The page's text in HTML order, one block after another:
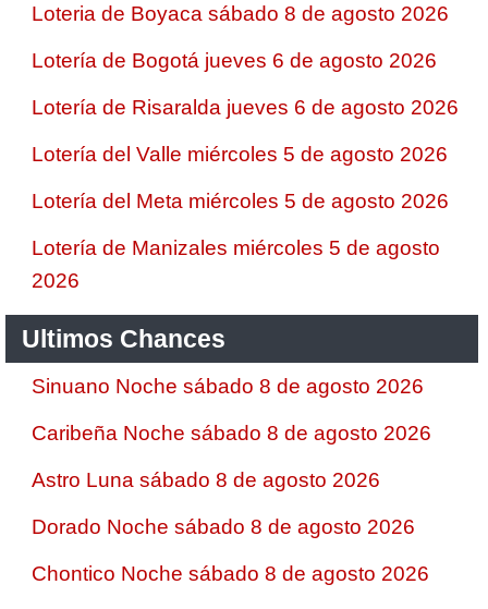
Loteria de Boyaca sábado 8 de agosto 2026
Lotería de Bogotá jueves 6 de agosto 2026
Lotería de Risaralda jueves 6 de agosto 2026
Lotería del Valle miércoles 5 de agosto 2026
Lotería del Meta miércoles 5 de agosto 2026
Lotería de Manizales miércoles 5 de agosto
2026
Ultimos Chances
Sinuano Noche sábado 8 de agosto 2026
Caribeña Noche sábado 8 de agosto 2026
Astro Luna sábado 8 de agosto 2026
Dorado Noche sábado 8 de agosto 2026
Chontico Noche sábado 8 de agosto 2026